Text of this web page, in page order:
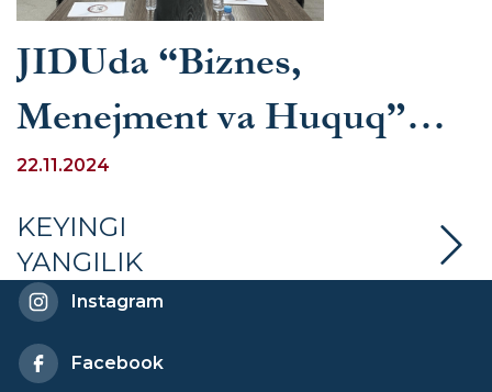
JIDUda “Biznes,
Menejment va Huquq”
xalqaro ilmiy-amaliy
konferensiyasining ochilish
marosimi bo’lib o’tdi
22.11.2024
KEYINGI
YANGILIK
Instagram
Facebook